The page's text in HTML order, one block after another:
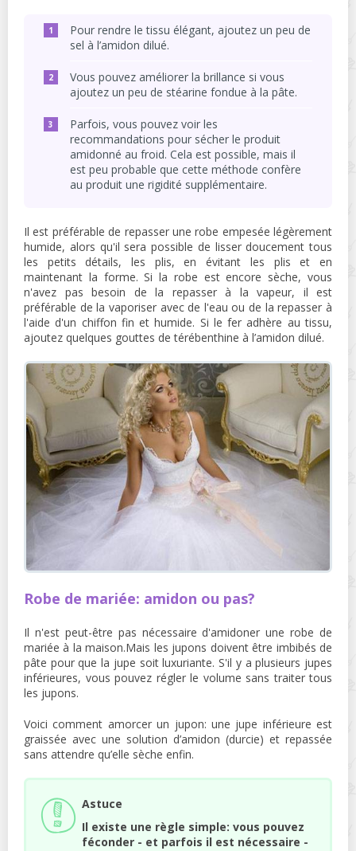
Pour rendre le tissu élégant, ajoutez un peu de
sel à l’amidon dilué.
Vous pouvez améliorer la brillance si vous
ajoutez un peu de stéarine fondue à la pâte.
Parfois, vous pouvez voir les
recommandations pour sécher le produit
amidonné au froid. Cela est possible, mais il
est peu probable que cette méthode confère
au produit une rigidité supplémentaire.
Il est préférable de repasser une robe empesée légèrement
humide, alors qu'il sera possible de lisser doucement tous
les petits détails, les plis, en évitant les plis et en
maintenant la forme. Si la robe est encore sèche, vous
n'avez pas besoin de la repasser à la vapeur, il est
préférable de la vaporiser avec de l'eau ou de la repasser à
l'aide d'un chiffon fin et humide. Si le fer adhère au tissu,
ajoutez quelques gouttes de térébenthine à l’amidon dilué.
Robe de mariée: amidon ou pas?
Il n'est peut-être pas nécessaire d'amidoner une robe de
mariée à la maison.Mais les jupons doivent être imbibés de
pâte pour que la jupe soit luxuriante. S'il y a plusieurs jupes
inférieures, vous pouvez régler le volume sans traiter tous
les jupons.
Voici comment amorcer un jupon: une jupe inférieure est
graissée avec une solution d’amidon (durcie) et repassée
sans attendre qu’elle sèche enfin.
Astuce
Il existe une règle simple: vous pouvez
féconder - et parfois il est nécessaire -